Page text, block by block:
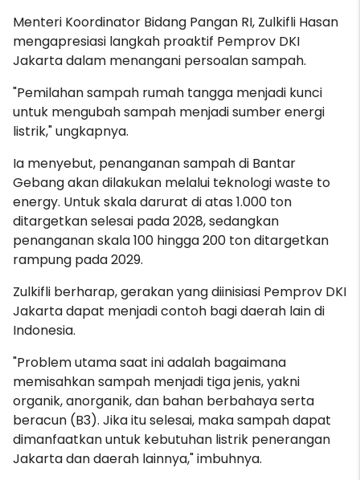
Menteri Koordinator Bidang Pangan RI, Zulkifli Hasan
mengapresiasi langkah proaktif Pemprov DKI
Jakarta dalam menangani persoalan sampah.
"Pemilahan sampah rumah tangga menjadi kunci
untuk mengubah sampah menjadi sumber energi
listrik," ungkapnya.
Ia menyebut, penanganan sampah di Bantar
Gebang akan dilakukan melalui teknologi waste to
energy. Untuk skala darurat di atas 1.000 ton
ditargetkan selesai pada 2028, sedangkan
penanganan skala 100 hingga 200 ton ditargetkan
rampung pada 2029.
Zulkifli berharap, gerakan yang diinisiasi Pemprov DKI
Jakarta dapat menjadi contoh bagi daerah lain di
Indonesia.
"Problem utama saat ini adalah bagaimana
memisahkan sampah menjadi tiga jenis, yakni
organik, anorganik, dan bahan berbahaya serta
beracun (B3). Jika itu selesai, maka sampah dapat
dimanfaatkan untuk kebutuhan listrik penerangan
Jakarta dan daerah lainnya," imbuhnya.